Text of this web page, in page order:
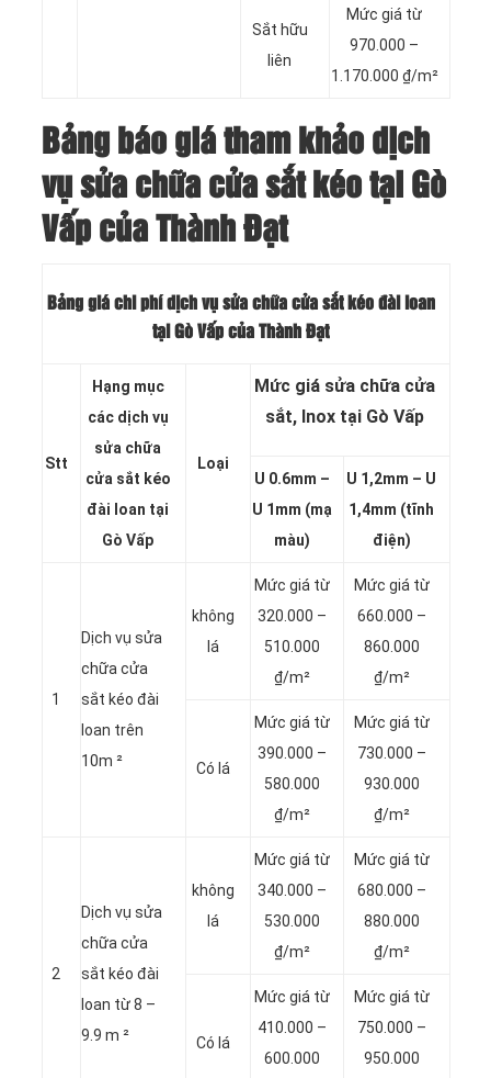
Sắt hữu
liên
Mức giá từ
970.000 –
1.170.000 ₫/m²
Bảng báo giá tham khảo dịch
vụ sửa chữa cửa sắt kéo tại Gò
Vấp của Thành Đạt
Bảng giá chi phí dịch vụ sửa chữa cửa sắt kéo đài loan
tại Gò Vấp của Thành Đạt
Stt
Hạng mục
các dịch vụ
sửa chữa
cửa sắt kéo
đài loan tại
Gò Vấp
Loại
Mức giá sửa chữa cửa
sắt, Inox tại Gò Vấp
U 0.6mm –
U 1mm (mạ
màu)
U 1,2mm – U
1,4mm (tĩnh
điện)
1
Dịch vụ sửa
chữa cửa
sắt kéo đài
loan trên
10m ²
không
lá
Mức giá từ
320.000 –
510.000
₫/m²
Mức giá từ
660.000 –
860.000
₫/m²
Có lá
Mức giá từ
390.000 –
580.000
₫/m²
Mức giá từ
730.000 –
930.000
₫/m²
2
Dịch vụ sửa
chữa cửa
sắt kéo đài
loan từ 8 –
9.9 m ²
không
lá
Mức giá từ
340.000 –
530.000
₫/m²
Mức giá từ
680.000 –
880.000
₫/m²
Có lá
Mức giá từ
410.000 –
600.000
Mức giá từ
750.000 –
950.000